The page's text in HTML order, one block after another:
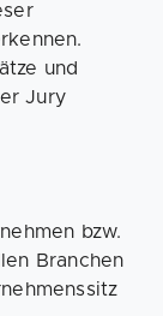
und
Jury
bzw.
Branchen